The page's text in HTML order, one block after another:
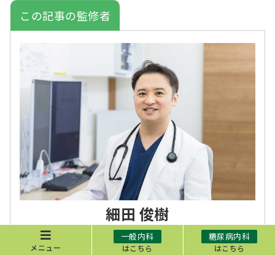
この記事の監修者
細田 俊樹
医療法人社団緑晴会 あまが台ファミリークリニック
メニュー
一般内科
はこちら
糖尿病内科
はこちら